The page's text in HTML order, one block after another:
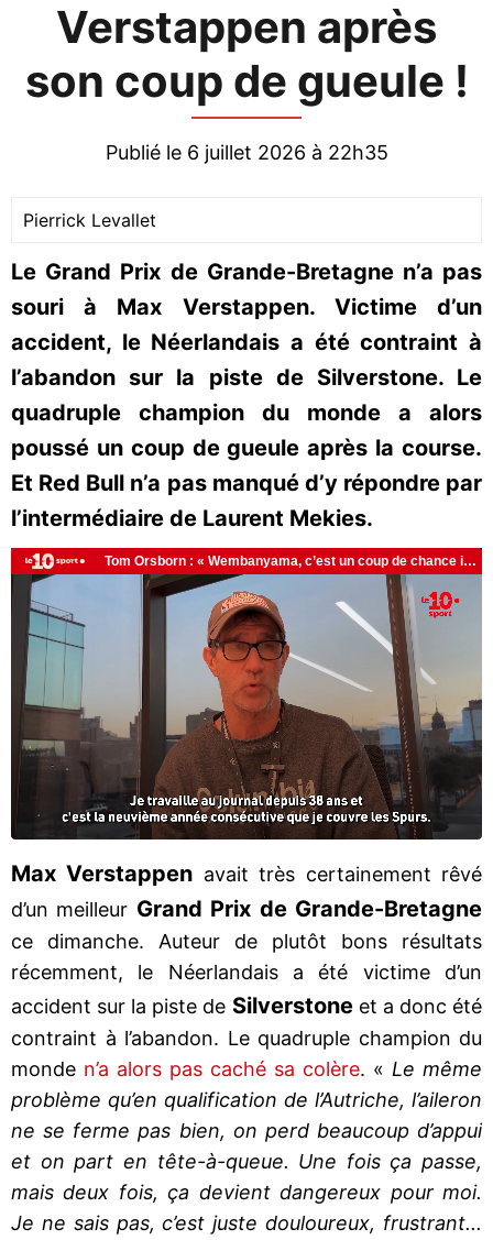
Verstappen après
son coup de gueule !
Publié le 6 juillet 2026 à 22h35
Pierrick Levallet
Le Grand Prix de Grande-Bretagne n’a pas
souri à Max Verstappen. Victime d’un
accident, le Néerlandais a été contraint à
l’abandon sur la piste de Silverstone. Le
quadruple champion du monde a alors
poussé un coup de gueule après la course.
Et Red Bull n’a pas manqué d’y répondre par
l’intermédiaire de Laurent Mekies.
Max Verstappen avait très certainement rêvé
d’un meilleur Grand Prix de Grande-Bretagne
ce dimanche. Auteur de plutôt bons résultats
récemment, le Néerlandais a été victime d’un
accident sur la piste de Silverstoneet a donc été
contraint à l’abandon. Le quadruple champion du
monde n’a alors pas caché sa colère. « Le même
problème qu’en qualification de l’Autriche, l’aileron
ne se ferme pas bien, on perd beaucoup d’appui
et on part en tête-à-queue. Une fois ça passe,
mais deux fois, ça devient dangereux pour moi.
Je ne sais pas, c’est juste douloureux, frustrant...